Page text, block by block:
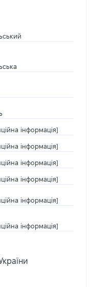
інформація]
інформація]
інформація]
інформація]
інформація]
інформація]